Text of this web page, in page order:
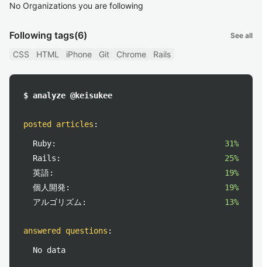
No Organizations you are following
Following tags(6) See all
CSS HTML iPhone Git Chrome Rails
$ analyze @keisukee
posted articles :
Ruby:
31%
Rails:
25%
英語:
19%
個人開発:
19%
アルゴリズム:
13%
answered questions :
No data